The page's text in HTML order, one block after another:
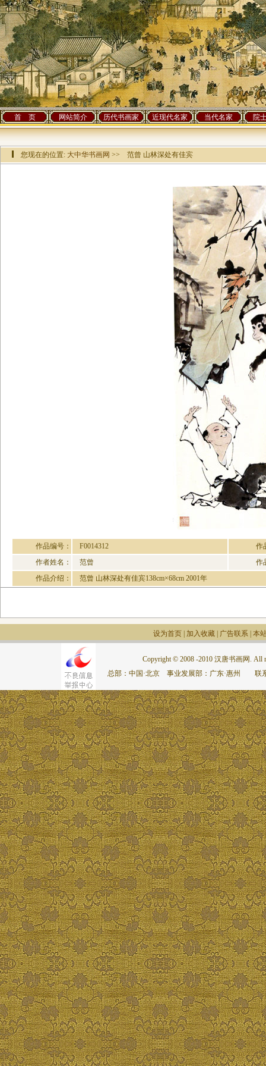
首 页 网站简介 历代书画家 近现代名家 当代名家 院
您现在的位置: 大中华书画网 >> 范曾 山林深处有佳宾
作品编号： F0014312
作
作者姓名：
范曾
作
作品介绍：
范曾 山林深处有佳宾138cm×68cm 2001年
设为首页 加入收藏 广告联系 本
Copyright © 2008 -2010 汉唐书画网. All
总部：中国·北京 事业发展部：广东·惠州 联系